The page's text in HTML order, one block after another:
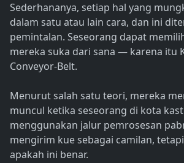
Sederhananya, setiap hal yang
dalam satu atau lain cara, dan ini
pemintalan. Seseorang dapat
mereka suka dari sana — karena itu
Conveyor-Belt.
Menurut salah satu teori, mereka
muncul ketika seseorang di kota
menggunakan jalur pemrosesan
mengirim kue sebagai camilan,
apakah ini benar.